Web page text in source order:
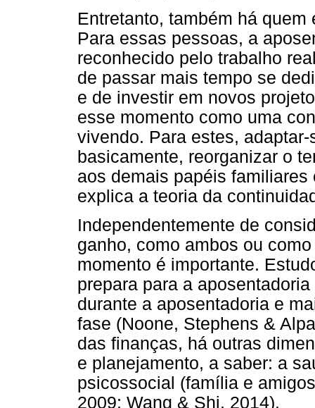
Entretanto, também há
Para essas pessoas, a
reconhecido pelo trabalho
de passar mais tempo se
e de investir em novos
esse momento como uma
vivendo. Para estes,
basicamente, reorganizar o
aos demais papéis
explica a teoria da
Independentemente de
ganho, como ambos ou
momento é importante.
prepara para a
durante a aposentadoria e
fase (Noone, Stephens &
das finanças, há outras
e planejamento, a saber: a
psicossocial (família e
2009; Wang & Shi, 2014).